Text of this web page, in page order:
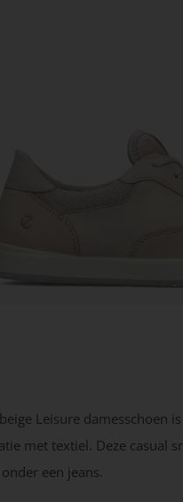
Leisure damesschoen
met textiel. Deze casual
een jeans.